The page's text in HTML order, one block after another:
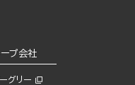
プ会社
グリー